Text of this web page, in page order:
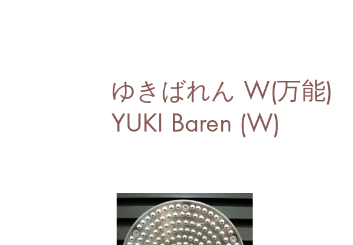
ゆきばれん W(万能)
YUKI Baren (W)